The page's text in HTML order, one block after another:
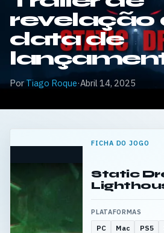
revelação
data de
PorTiago Roque·Abril 14, 2025
FICHA DO JOGO
Static
PLATAFORMAS
PC Mac PS5